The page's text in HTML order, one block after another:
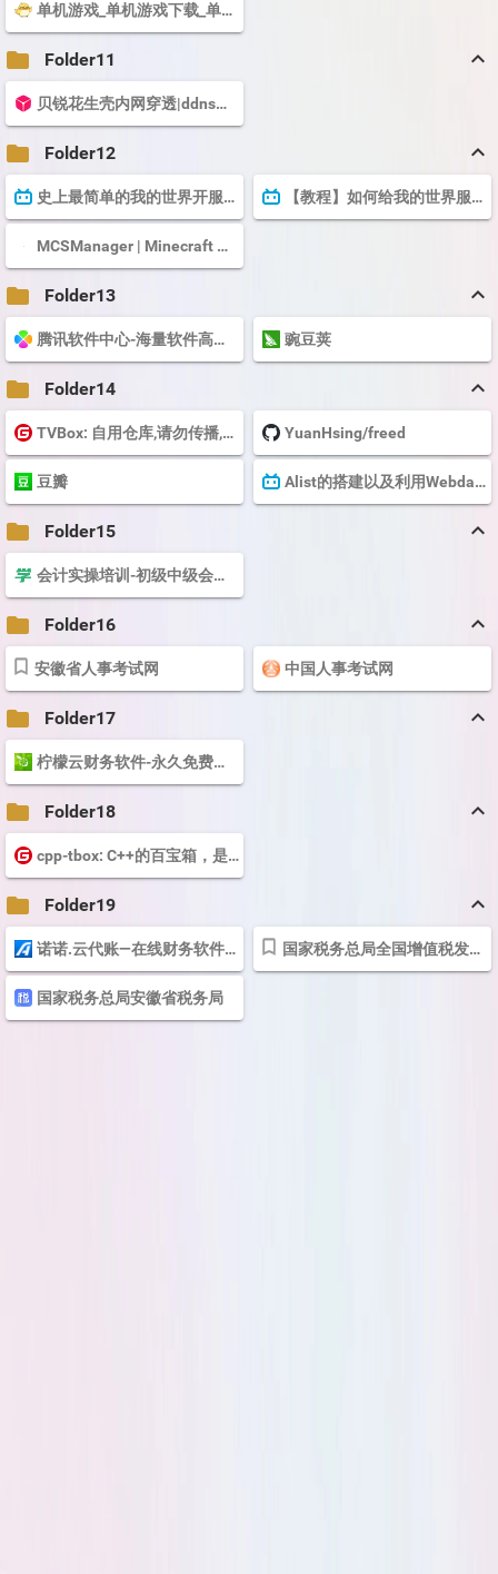
单机游戏_单机游戏下载_单机游戏大全中文版下载_3DM游戏网
folder Folder11 keyboard_arrow_up
贝锐花生壳内网穿透|ddns动态域名解析|端口映射工具-贝锐花生壳官网
folder Folder12 keyboard_arrow_up
史上最简单的我的世界开服教程！！！ - 哔哩哔哩 【教程】如何给我的世界服务器添加模组和插件 - 哔哩哔哩
MCSManager | Minecraft 中文管理面板
folder Folder13 keyboard_arrow_up
腾讯软件中心-海量软件高速下载 豌豆荚
folder Folder14 keyboard_arrow_up
TVBox: 自用仓库,请勿传播,谢谢 YuanHsing/freed
豆瓣 Alist的搭建以及利用Webdav在Potplayer中浏览网盘内容 - 哔哩哔哩
folder Folder15 keyboard_arrow_up
会计实操培训-初级中级会计职称考试培训班-会计学堂
folder Folder16 keyboard_arrow_up
安徽省人事考试网 中国人事考试网
folder Folder17 keyboard_arrow_up
柠檬云财务软件-永久免费的专业财务软件系统
folder Folder18 keyboard_arrow_up
cpp-tbox: C++的百宝箱，是一个完备的Linux应用l软件开发工具库与运行框架。...
folder Folder19 keyboard_arrow_up
诺诺.云代账—在线财务软件—诺诺服务 国家税务总局全国增值税发票查验平台
国家税务总局安徽省税务局